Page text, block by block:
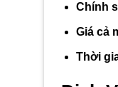
Chính
Giá cả
Thời